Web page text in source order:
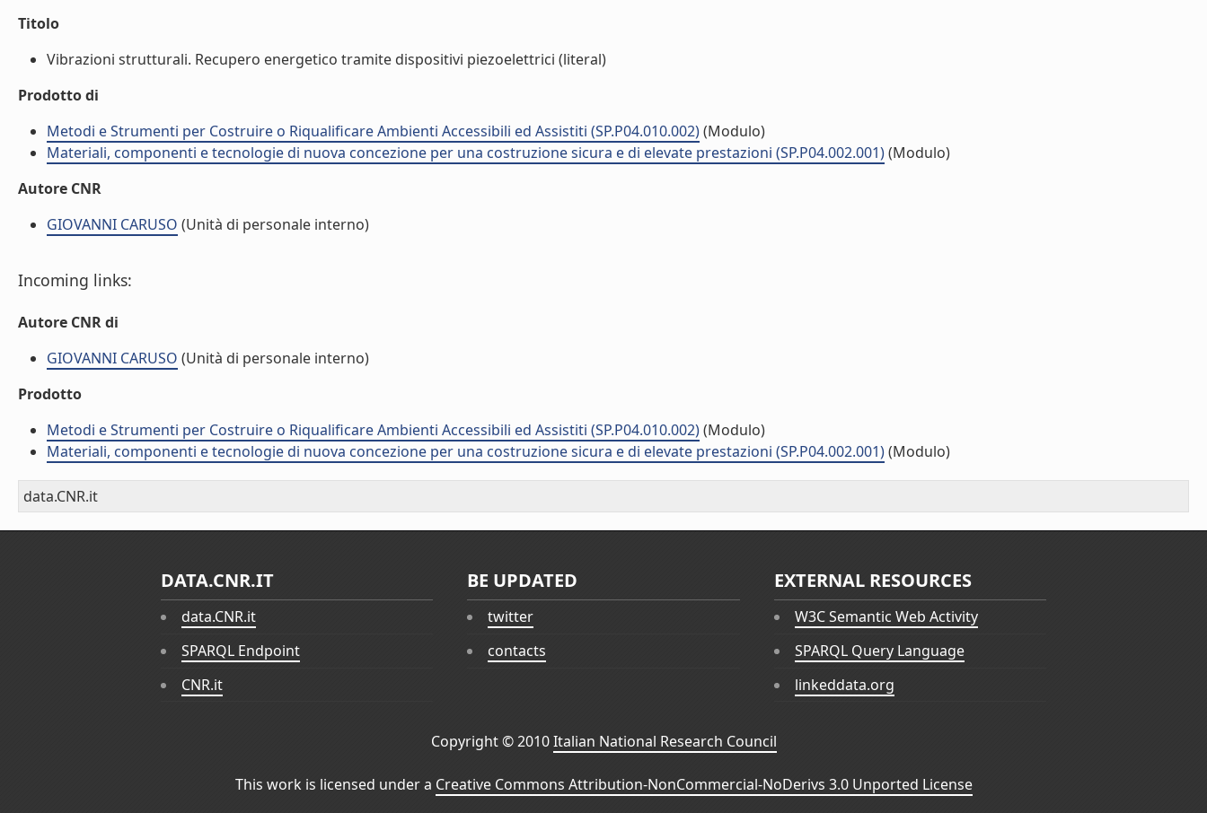
Titolo
Vibrazioni strutturali. Recupero energetico tramite dispositivi piezoelettrici (literal)
Prodotto di
Metodi e Strumenti per Costruire o Riqualificare Ambienti Accessibili ed Assistiti (SP.P04.010.002)(Modulo)
Materiali, componenti e tecnologie di nuova concezione per una costruzione sicura e di elevate prestazioni (SP.P04.002.001)(Modulo)
Autore CNR
GIOVANNI CARUSO (Unità di personale interno)
Incoming links:
Autore CNR di
GIOVANNI CARUSO (Unità di personale interno)
Prodotto
Metodi e Strumenti per Costruire o Riqualificare Ambienti Accessibili ed Assistiti (SP.P04.010.002)(Modulo)
Materiali, componenti e tecnologie di nuova concezione per una costruzione sicura e di elevate prestazioni (SP.P04.002.001)(Modulo)
data.CNR.it
DATA.CNR.IT
data.CNR.it
SPARQL Endpoint
CNR.it
BE UPDATED
twitter
contacts
EXTERNAL RESOURCES
W3C Semantic Web Activity
SPARQL Query Language
linkeddata.org
Copyright © 2010Italian National Research Council
This work is licensed under a Creative Commons Attribution-NonCommercial-NoDerivs 3.0 Unported License